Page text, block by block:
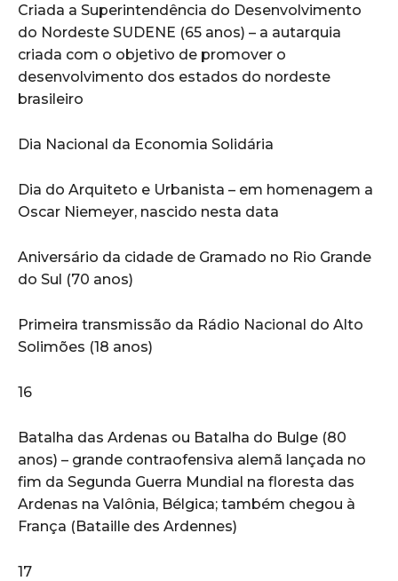
Criada a Superintendência do Desenvolvimento
do Nordeste SUDENE (65 anos) – a autarquia
criada com o objetivo de promover o
desenvolvimento dos estados do nordeste
brasileiro
Dia Nacional da Economia Solidária
Dia do Arquiteto e Urbanista – em homenagem a
Oscar Niemeyer, nascido nesta data
Aniversário da cidade de Gramado no Rio Grande
do Sul (70 anos)
Primeira transmissão da Rádio Nacional do Alto
Solimões (18 anos)
16
Batalha das Ardenas ou Batalha do Bulge (80
anos) – grande contraofensiva alemã lançada no
fim da Segunda Guerra Mundial na floresta das
Ardenas na Valônia, Bélgica; também chegou à
França (Bataille des Ardennes)
17